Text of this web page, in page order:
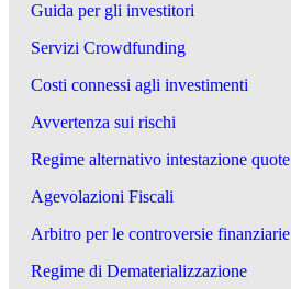
Guida per gli investitori
Servizi Crowdfunding
Costi connessi agli investimenti
Avvertenza sui rischi
Regime alternativo intestazione quote
Agevolazioni Fiscali
Arbitro per le controversie finanziarie
Regime di Dematerializzazione